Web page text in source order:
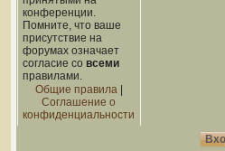
конференции.
Помните, что ваше
присутствие на
форумах означает
согласие со всеми
правилами.
Общие правила|
Соглашение о
конфиденциальности